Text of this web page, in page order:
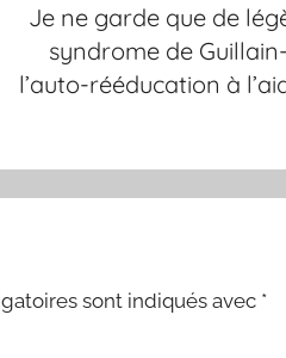
Je ne garde que de
syndrome de
l’auto-rééducation à
sont indiqués avec *